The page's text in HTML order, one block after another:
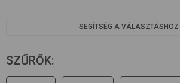
SEGÍTSÉG A VÁLASZTÁSHOZ
SZŰRŐK: